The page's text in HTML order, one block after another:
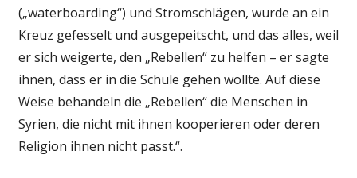
(„waterboarding“) und Stromschlägen, wurde an ein
Kreuz gefesselt und ausgepeitscht, und das alles, weil
er sich weigerte, den „Rebellen“ zu helfen – er sagte
ihnen, dass er in die Schule gehen wollte. Auf diese
Weise behandeln die „Rebellen“ die Menschen in
Syrien, die nicht mit ihnen kooperieren oder deren
Religion ihnen nicht passt.“.